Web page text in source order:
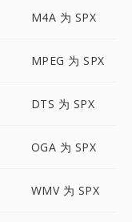
M4A 为 SPX
MPEG 为 SPX
DTS 为 SPX
OGA 为 SPX
WMV 为 SPX